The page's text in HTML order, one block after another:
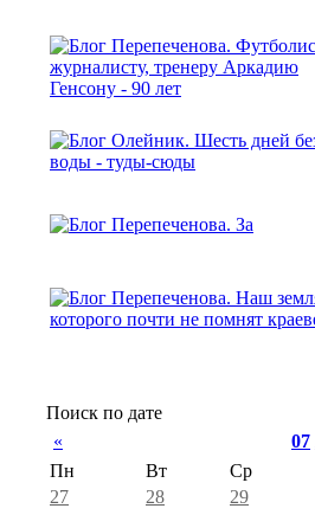
Поиск по дате
«
07
Пн
Вт Ср
27
28 29